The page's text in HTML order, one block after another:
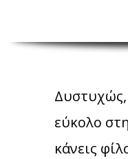
Δυστυχώς,
εύκολο
κάνεις